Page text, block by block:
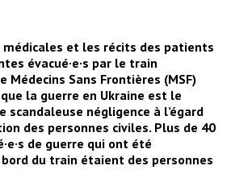
médicales et les récits des patients
évacué·e·s par le train
Médecins Sans Frontières (MSF)
la guerre en Ukraine est le
scandaleuse négligence à l’égard
des personnes civiles. Plus de 40
de guerre qui ont été
bord du train étaient des personnes